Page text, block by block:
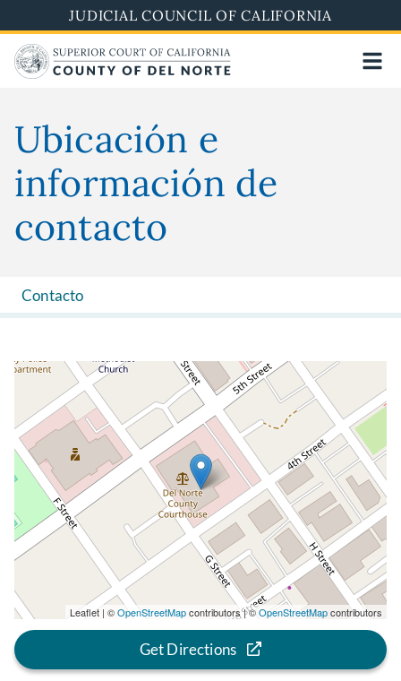
to
main
content
JUDICIAL COUNCIL OF CALIFORNIA
Ubicación e
información de
contacto
Contacto
Leaflet | ©OpenStreetMapcontributors | ©OpenStreetMapcontributors
Get Directions